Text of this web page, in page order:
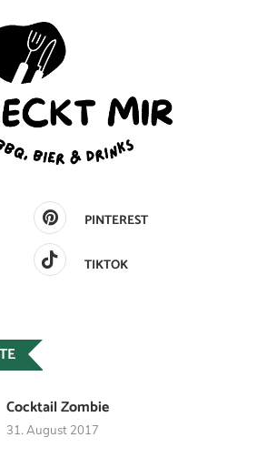
PINTEREST
TIKTOK
Cocktail Zombie
31. August 2017